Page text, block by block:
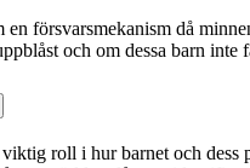
en försvarsmekanism då
och om dessa barn
roll i hur barnet och dess